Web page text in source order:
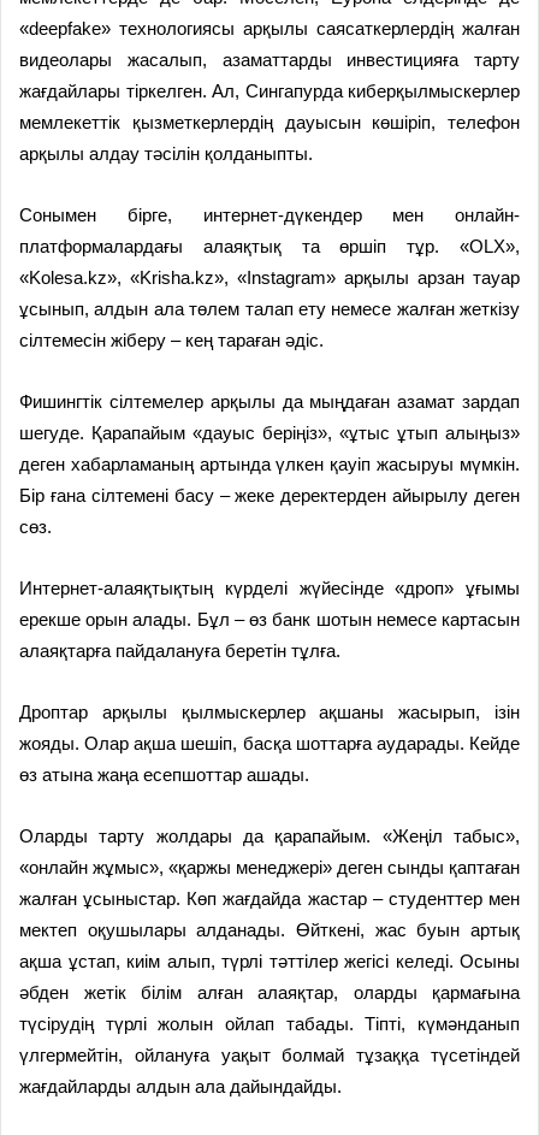
«deepfake» технологиясы арқылы саясаткерлердің жалған
видеолары жасалып, азаматтарды инвестицияға тарту
жағдайлары тіркелген. Ал, Сингапурда киберқылмыскерлер
мемлекеттік қызметкерлердің дауысын көшіріп, телефон
арқылы алдау тәсілін қолданыпты.
Сонымен бірге, интернет-дүкендер мен онлайн-
платформалардағы алаяқтық та өршіп тұр. «OLX»,
«Kolesa.kz», «Krisha.kz», «Instagram» арқылы арзан тауар
ұсынып, алдын ала төлем талап ету немесе жалған жеткізу
сілтемесін жіберу – кең тараған әдіс.
Фишингтік сілтемелер арқылы да мыңдаған азамат зардап
шегуде. Қарапайым «дауыс беріңіз», «ұтыс ұтып алыңыз»
деген хабарламаның артында үлкен қауіп жасыруы мүмкін.
Бір ғана сілтемені басу – жеке деректерден айырылу деген
сөз.
Интернет-алаяқтықтың күрделі жүйесінде «дроп» ұғымы
ерекше орын алады. Бұл – өз банк шотын немесе картасын
алаяқтарға пайдалануға беретін тұлға.
Дроптар арқылы қылмыскерлер ақшаны жасырып, ізін
жояды. Олар ақша шешіп, басқа шоттарға аударады. Кейде
өз атына жаңа есепшоттар ашады.
Оларды тарту жолдары да қарапайым. «Жеңіл табыс»,
«онлайн жұмыс», «қаржы менеджері» деген сынды қаптаған
жалған ұсыныстар. Көп жағдайда жастар – студенттер мен
мектеп оқушылары алданады. Өйткені, жас буын артық
ақша ұстап, киім алып, түрлі тәттілер жегісі келеді. Осыны
әбден жетік білім алған алаяқтар, оларды қармағына
түсірудің түрлі жолын ойлап табады. Тіпті, күмәнданып
үлгермейтін, ойлануға уақыт болмай тұзаққа түсетіндей
жағдайларды алдын ала дайындайды.